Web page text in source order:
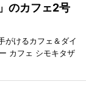
のカフェ2号
がけるカフェ＆ダイ
カフェ シモキタザ